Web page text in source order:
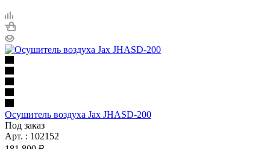
Осушитель воздуха Jax JHASD-200
Под заказ
Арт. : 102152